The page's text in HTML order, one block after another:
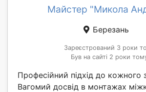
Майстер "Микола
Березань
Зареєстрований 3 роки
Був на сайті 2 роки
Професійний підхід до кожного
Вагомий досвід в монтажах